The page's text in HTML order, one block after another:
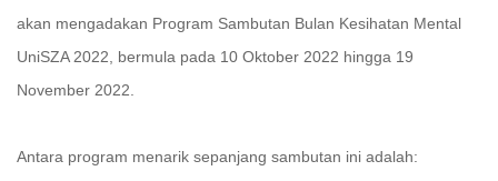
akan mengadakan Program Sambutan Bulan Kesihatan Mental
UniSZA 2022, bermula pada 10 Oktober 2022 hingga 19
November 2022.
Antara program menarik sepanjang sambutan ini adalah: